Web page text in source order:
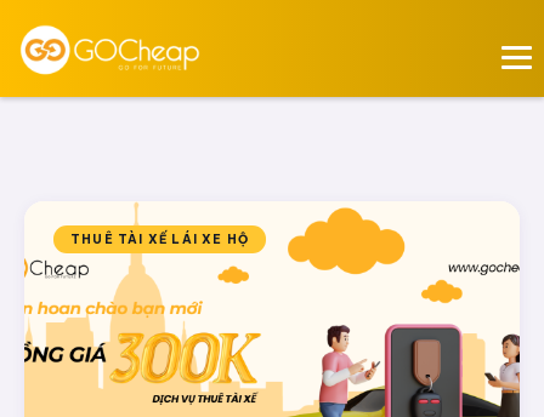
THUÊ TÀI XẾ LÁI XE HỘ